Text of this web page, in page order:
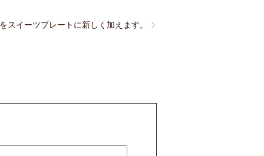
スイーツプレートに新しく加えます。